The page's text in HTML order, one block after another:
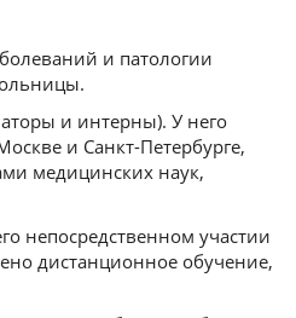
и патологии
и интерны). У него
и Санкт-Петербурге,
медицинских наук,
непосредственном участии
дистанционное обучение,